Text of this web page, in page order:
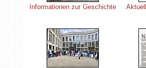
Informationen zur Geschichte